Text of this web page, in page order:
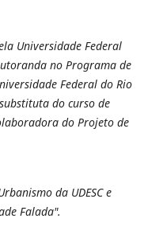
Universidade Federal
no Programa de
Federal do Rio
substituta do curso de
do Projeto de
da UDESC e
Falada".